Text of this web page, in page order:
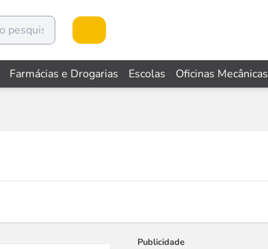
Farmácias e Drogarias Escolas Oficinas Mecânicas
Publicidade